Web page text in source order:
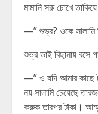
মামানি সরু চোখে
—” শুভ্র? ওকে সালামি
শুভ্র ভাই বিছানায় বসে
—” ও যদি আমার কাছে
নয় সালামি চেয়েছে
করুক তারপর টাকা।